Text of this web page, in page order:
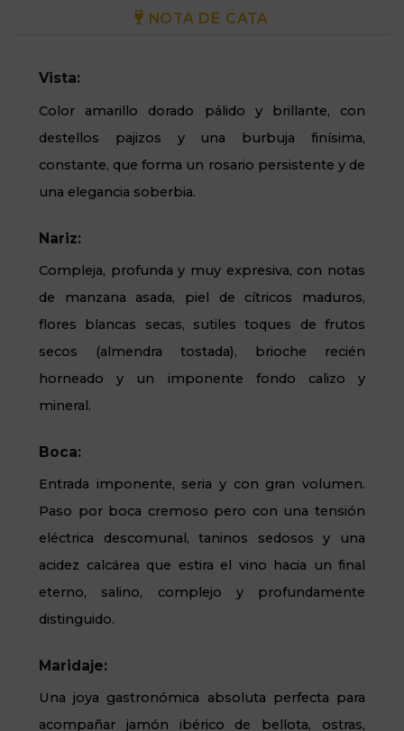
NOTA DE CATA
Vista:
Color amarillo dorado pálido y brillante, con
destellos pajizos y una burbuja finísima,
constante, que forma un rosario persistente y de
una elegancia soberbia.
Nariz:
Compleja, profunda y muy expresiva, con notas
de manzana asada, piel de cítricos maduros,
flores blancas secas, sutiles toques de frutos
secos (almendra tostada), brioche recién
horneado y un imponente fondo calizo y
mineral.
Boca:
Entrada imponente, seria y con gran volumen.
Paso por boca cremoso pero con una tensión
eléctrica descomunal, taninos sedosos y una
acidez calcárea que estira el vino hacia un final
eterno, salino, complejo y profundamente
distinguido.
Maridaje:
Una joya gastronómica absoluta perfecta para
acompañar jamón ibérico de bellota, ostras,